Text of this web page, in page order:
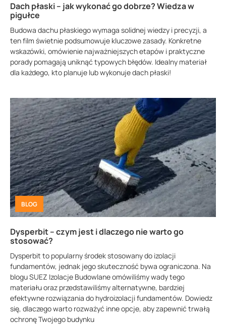
Dach płaski – jak wykonać go dobrze? Wiedza w
pigułce
Budowa dachu płaskiego wymaga solidnej wiedzy i precyzji, a
ten film świetnie podsumowuje kluczowe zasady. Konkretne
wskazówki, omówienie najważniejszych etapów i praktyczne
porady pomagają uniknąć typowych błędów. Idealny materiał
dla każdego, kto planuje lub wykonuje dach płaski!
BLOG
Dysperbit – czym jest i dlaczego nie warto go
stosować?
Dysperbit to popularny środek stosowany do izolacji
fundamentów, jednak jego skuteczność bywa ograniczona. Na
blogu SUEZ Izolacje Budowlane omówiliśmy wady tego
materiału oraz przedstawiliśmy alternatywne, bardziej
efektywne rozwiązania do hydroizolacji fundamentów. Dowiedz
się, dlaczego warto rozważyć inne opcje, aby zapewnić trwałą
ochronę Twojego budynku